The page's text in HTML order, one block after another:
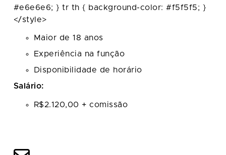
#e6e6e6; } tr th { background-color: #f5f5f5; }
</style>
Maior de 18 anos
Experiência na função
Disponibilidade de horário
Salário:
R$2.120,00 + comissão